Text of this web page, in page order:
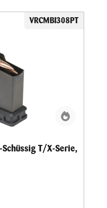
VRCMBI308PT
T/X-Serie,